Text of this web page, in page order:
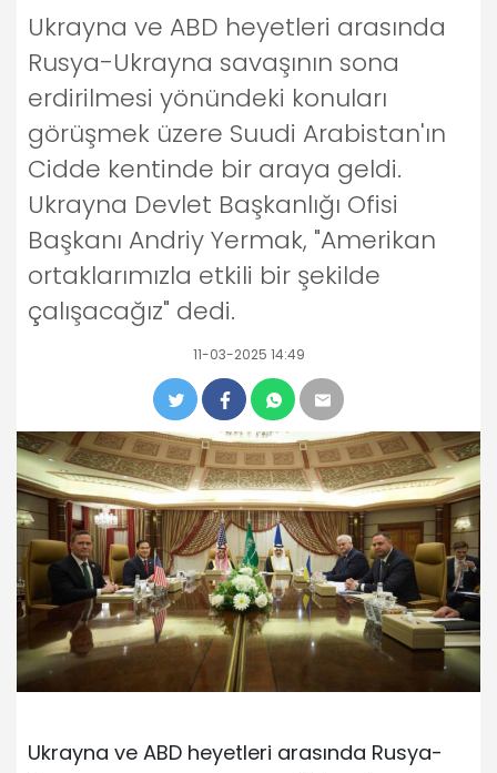
Ukrayna ve ABD heyetleri arasında
Rusya-Ukrayna savaşının sona
erdirilmesi yönündeki konuları
görüşmek üzere Suudi Arabistan'ın
Cidde kentinde bir araya geldi.
Ukrayna Devlet Başkanlığı Ofisi
Başkanı Andriy Yermak, "Amerikan
ortaklarımızla etkili bir şekilde
çalışacağız" dedi.
11-03-2025 14:49
Ukrayna ve ABD heyetleri arasında Rusya-